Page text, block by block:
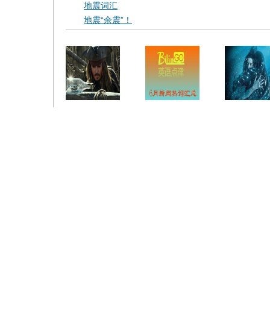
地震词汇
地震“余震”！